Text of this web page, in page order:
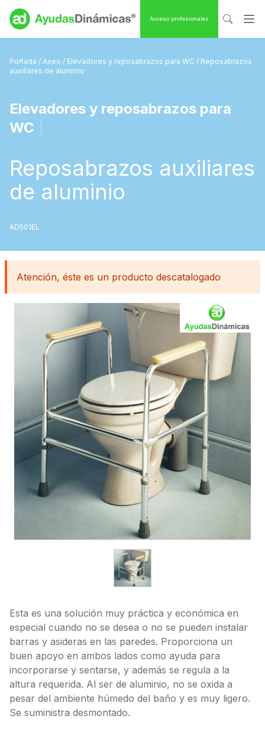
Acceso profesionales
Portada / Aseo / Elevadores y reposabrazos para WC / Reposabrazos
auxiliares de aluminio
Elevadores y reposabrazos para
WC
Reposabrazos auxiliares
de aluminio
AD501EL
Atención, éste es un producto descatalogado
Esta es una solución muy práctica y económica en
especial cuando no se desea o no se pueden instalar
barras y asideras en las paredes. Proporciona un
buen apoyo en ambos lados como ayuda para
incorporarse y sentarse, y además se regula a la
altura requerida. Al ser de aluminio, no se oxida a
pesar del ambiente húmedo del baño y es muy ligero.
Se suministra desmontado.